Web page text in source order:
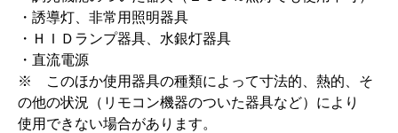
・誘導灯、非常用照明器具
・ＨＩＤランプ器具、水銀灯器具
・直流電源
※ このほか使用器具の種類によって寸法的、熱的、そ
の他の状況（リモコン機器のついた器具など）により
使用できない場合があります。